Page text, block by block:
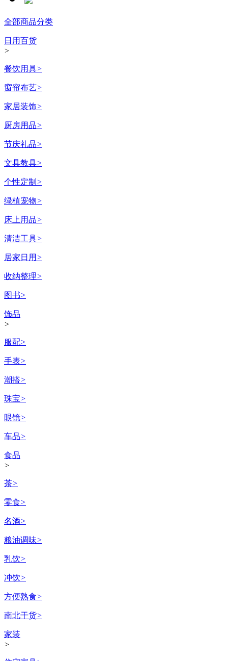
全部商品分类
日用百货
>
餐饮用具>
窗帘布艺>
家居装饰>
厨房用品>
节庆礼品>
文具教具>
个性定制 >
绿植宠物>
床上用品>
清洁工具>
居家日用 >
收纳整理>
图书>
饰品
>
服配>
手表>
潮搭>
珠宝>
眼镜>
车品>
食品
>
茶>
零食>
名酒>
粮油调味>
乳饮>
冲饮>
方便熟食>
南北干货>
家装
>